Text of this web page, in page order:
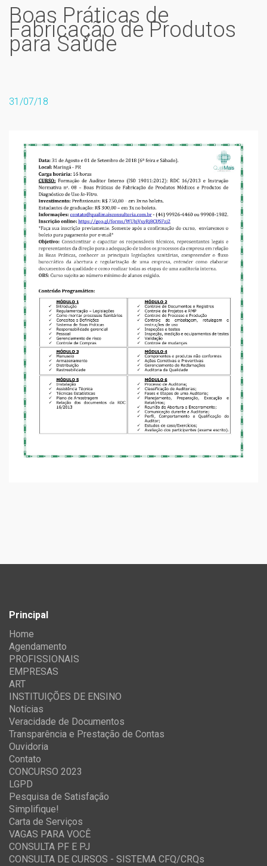
Boas Práticas de
Fabricação de Produtos
para Saúde
31/07/18
Principal
Home
Agendamento
PROFISSIONAIS
EMPRESAS
ART
INSTITUIÇÕES DE ENSINO
Notícias
Veracidade de Documentos
Transparência e Prestação de Contas
Ouvidoria
Contato
CONCURSO 2023
LGPD
Pesquisa de Satisfação
Simplifique!
Carta de Serviços
VAGAS PARA VOCÊ
CONSULTA PF E PJ
CONSULTA DE CURSOS - SISTEMA CFQ/CRQs